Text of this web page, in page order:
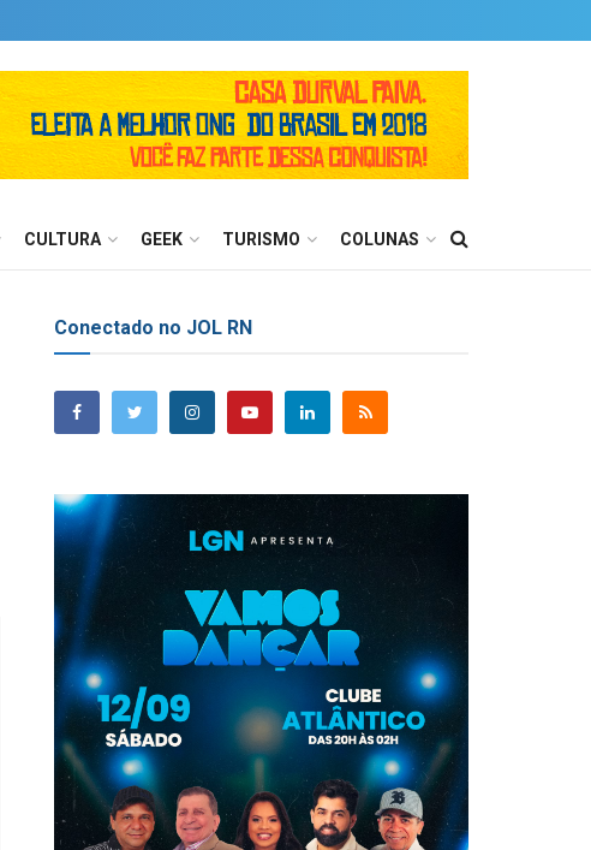
CULTURA GEEK TURISMO COLUNAS
Conectado no JOL RN